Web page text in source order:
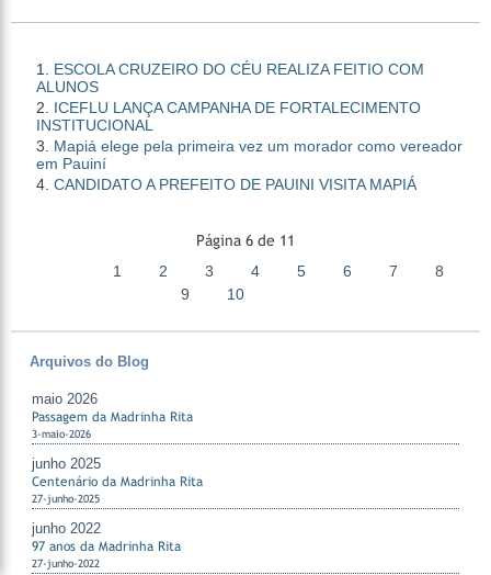
ESCOLA CRUZEIRO DO CÉU REALIZA FEITIO COM
ALUNOS
ICEFLU LANÇA CAMPANHA DE FORTALECIMENTO
INSTITUCIONAL
Mapiá elege pela primeira vez um morador como vereador
em Pauiní
CANDIDATO A PREFEITO DE PAUINI VISITA MAPIÁ
Página 6 de 11
1
2 3 4 5 6 7
8
9
10
Arquivos do Blog
maio 2026
Passagem da Madrinha Rita
3-maio-2026
junho 2025
Centenário da Madrinha Rita
27-junho-2025
junho 2022
97 anos da Madrinha Rita
27-junho-2022